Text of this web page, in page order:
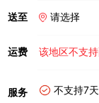
送至 请选择
运费 该地区不支
服务
不支持7